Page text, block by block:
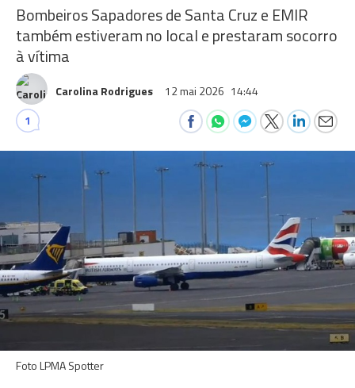
Bombeiros Sapadores de Santa Cruz e EMIR
também estiveram no local e prestaram socorro
à vítima
Carolina Rodrigues 12 mai 2026 14:44
1
Foto LPMA Spotter